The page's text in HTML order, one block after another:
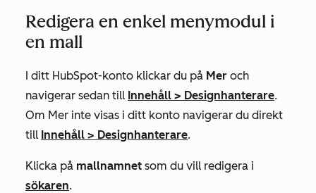
Redigera en enkel menymodul i
en mall
I ditt HubSpot-konto klickar du på Mer och
navigerar sedan till Innehåll > Designhanterare.
Om Mer inte visas i ditt konto navigerar du direkt
till Innehåll > Designhanterare.
Klicka på mallnamnet som du vill redigera i
sökaren.